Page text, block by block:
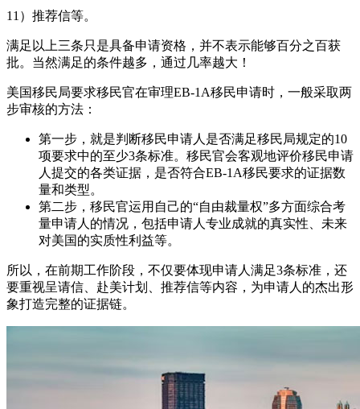
11）推荐信等。
满足以上三条只是具备申请资格，并不表示能够百分之百获
批。当然满足的条件越多，通过几率越大！
美国移民局要求移民官在审理EB-1A移民申请时，一般采取两
步审核的方法：
第一步，就是判断移民申请人是否满足移民局规定的10
项要求中的至少3条标准。移民官会客观地评价移民申请
人提交的各类证据，是否符合EB-1A移民要求的证据数
量和类型。
第二步，移民官运用自己的“自由裁量权”多方面综合考
量申请人的情况，包括申请人专业成就的真实性、未来
对美国的实质性利益等。
所以，在前期工作阶段，不仅要体现申请人满足3条标准，还
要重视呈请信、赴美计划、推荐信等内容，为申请人的杰出形
象打造完整的证据链。